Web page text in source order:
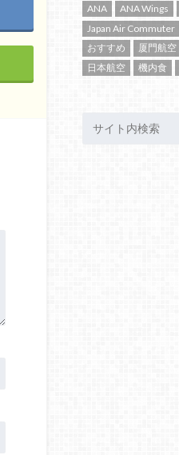
ANA ANA Wings
Japan Air Commuter
おすすめ
厦門航空
日本航空
機内食